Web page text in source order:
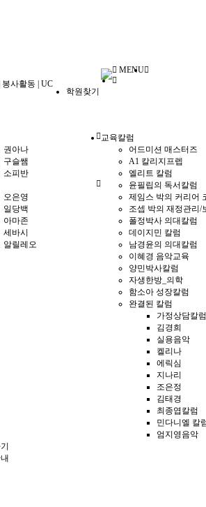
봉사활동 UC
MENU
학원찾기
권아나
구슬쌤
소피반
오은영
일당백
아마존
세바시
알릴레오
교육칼럼
어드미션 매스터즈
A1 칼리지프렙
엘리트 칼럼
윤필립의 독서칼럼
제임스 박의 커리어
조셉 박의 재정관리/
폴정박사 의대칼럼
데이지민 칼럼
남경윤의 의대칼럼
이혜경 음악교육
양민박사칼럼
자생한방_의학
함소아 성장칼럼
완결된 칼럼
가정상담칼럼
김경희
실용음악
켈리나
에릭심
지나리
조은정
김태경
최종엽칼럼
민다니엘 칼
엄지영음악